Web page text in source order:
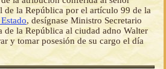
de la República por el artículo 99 de la
, desígnase Ministro Secretario
de la República al ciudad adno Walter
y tomar posesión de su cargo el día